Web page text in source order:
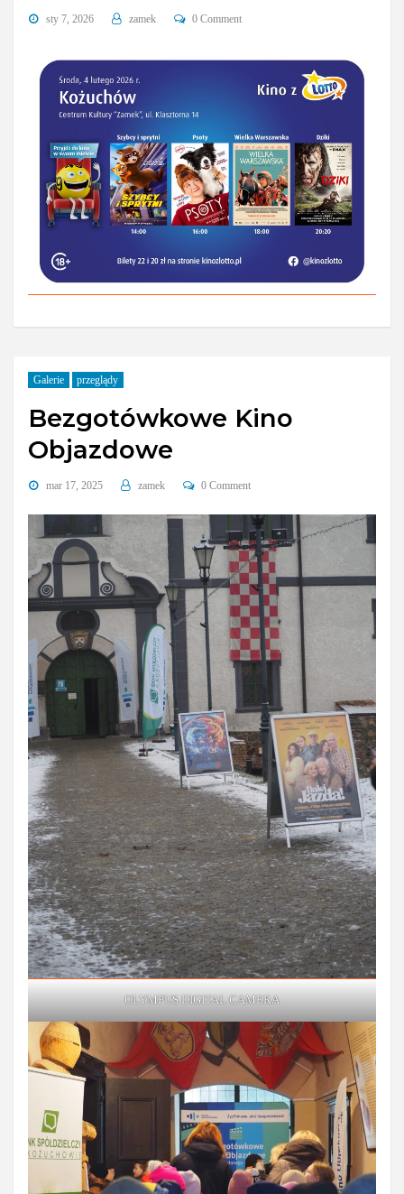
sty 7, 2026 zamek 0 Comment
Galerie przeglądy
Bezgotówkowe Kino
Objazdowe
mar 17, 2025 zamek 0 Comment
OLYMPUS DIGITAL CAMERA